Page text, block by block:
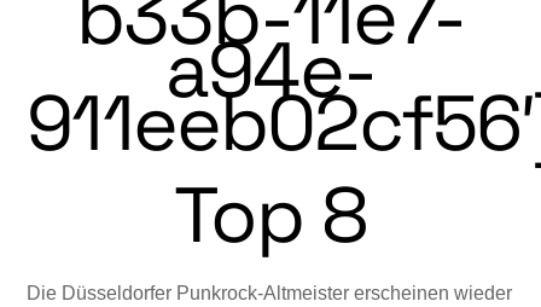
a94e-
Top 8
Die Düsseldorfer Punkrock-Altmeister er­schei­­­­nen wieder